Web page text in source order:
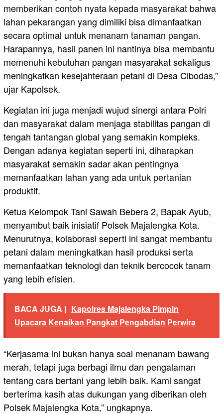
memberikan contoh nyata kepada masyarakat bahwa
lahan pekarangan yang dimiliki bisa dimanfaatkan
secara optimal untuk menanam tanaman pangan.
Harapannya, hasil panen ini nantinya bisa membantu
memenuhi kebutuhan pangan masyarakat sekaligus
meningkatkan kesejahteraan petani di Desa Cibodas,”
ujar Kapolsek.
Kegiatan ini juga menjadi wujud sinergi antara Polri
dan masyarakat dalam menjaga stabilitas pangan di
tengah tantangan global yang semakin kompleks.
Dengan adanya kegiatan seperti ini, diharapkan
masyarakat semakin sadar akan pentingnya
memanfaatkan lahan yang ada untuk pertanian
produktif.
Ketua Kelompok Tani Sawah Bebera 2, Bapak Ayub,
menyambut baik inisiatif Polsek Majalengka Kota.
Menurutnya, kolaborasi seperti ini sangat membantu
petani dalam meningkatkan hasil produksi serta
memanfaatkan teknologi dan teknik bercocok tanam
yang lebih efisien.
BACA JUGA | Kapolres Majalengka Pimpin
Upacara Kenaikan Pangkat Pengabdian Perwira
“Kerjasama ini bukan hanya soal menanam bawang
merah, tetapi juga berbagi ilmu dan pengalaman
tentang cara bertani yang lebih baik. Kami sangat
berterima kasih atas dukungan yang diberikan oleh
Polsek Majalengka Kota,” ungkapnya.